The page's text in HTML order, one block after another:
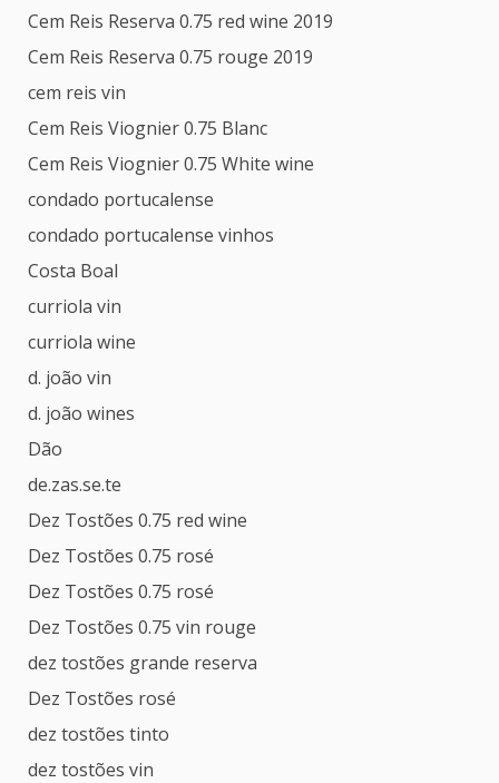
Cem Reis Reserva 0.75 red wine 2019
Cem Reis Reserva 0.75 rouge 2019
cem reis vin
Cem Reis Viognier 0.75 Blanc
Cem Reis Viognier 0.75 White wine
condado portucalense
condado portucalense vinhos
Costa Boal
curriola vin
curriola wine
d. joão vin
d. joão wines
Dão
de.zas.se.te
Dez Tostões 0.75 red wine
Dez Tostões 0.75 rosé
Dez Tostões 0.75 rosé
Dez Tostões 0.75 vin rouge
dez tostões grande reserva
Dez Tostões rosé
dez tostões tinto
dez tostões vin